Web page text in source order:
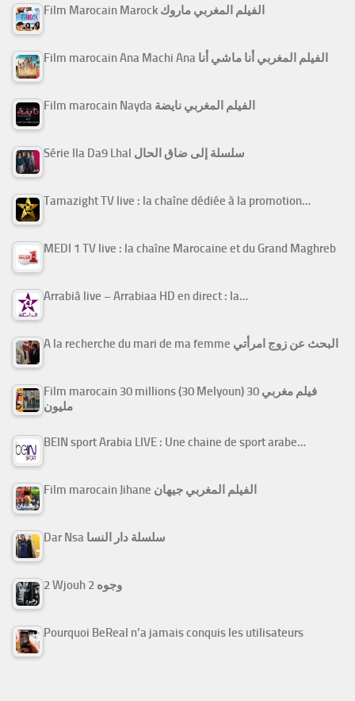
Film Marocain Marock الفيلم المغربي ماروك
Film marocain Ana Machi Ana الفيلم المغربي أنا ماشي أنا
Film marocain Nayda الفيلم المغربي نايضة
Série Ila Da9 Lhal سلسلة إلى ضاق الحال
Tamazight TV live : la chaîne dédiée à la promotion…
MEDI 1 TV live : la chaîne Marocaine et du Grand Maghreb
Arrabiâ live – Arrabiaa HD en direct : la…
A la recherche du mari de ma femme البحث عن زوج امرأتي
Film marocain 30 millions (30 Melyoun) فيلم مغربي 30
مليون
BEIN sport Arabia LIVE : Une chaine de sport arabe…
Film marocain Jihane الفيلم المغربي جيهان
Dar Nsa سلسلة دار النسا
2 Wjouh 2 وجوه
Pourquoi BeReal n’a jamais conquis les utilisateurs